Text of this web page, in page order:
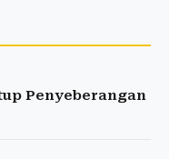
Penyeberangan